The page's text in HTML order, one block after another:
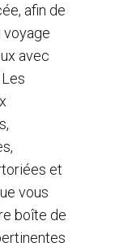
afin de
avec
et
vous
boîte de